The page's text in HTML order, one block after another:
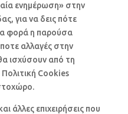
ενημέρωση» στην
για να δεις πότε
φορά η παρούσα
αλλαγές στην
ισχύσουν από τη
Cookies
άλλες επιχειρήσεις που